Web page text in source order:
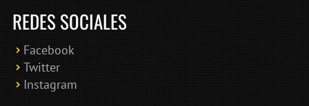
REDES SOCIALES
Facebook
Twitter
Instagram